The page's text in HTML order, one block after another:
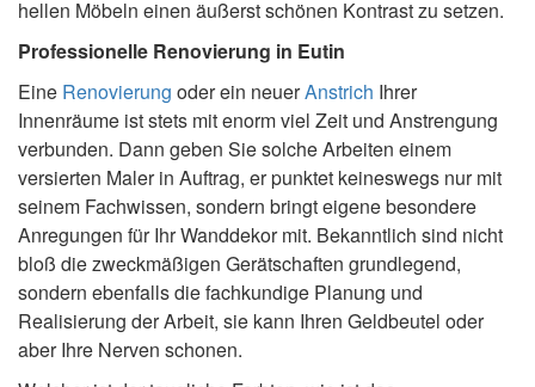
hellen Möbeln einen äußerst schönen Kontrast zu setzen.
Professionelle Renovierung in Eutin
Eine Renovierung oder ein neuerAnstrich Ihrer
Innenräume ist stets mit enorm viel Zeit und Anstrengung
verbunden. Dann geben Sie solche Arbeiten einem
versierten Maler in Auftrag, er punktet keineswegs nur mit
seinem Fachwissen, sondern bringt eigene besondere
Anregungen für Ihr Wanddekor mit. Bekanntlich sind nicht
bloß die zweckmäßigen Gerätschaften grundlegend,
sondern ebenfalls die fachkundige Planung und
Realisierung der Arbeit, sie kann Ihren Geldbeutel oder
aber Ihre Nerven schonen.